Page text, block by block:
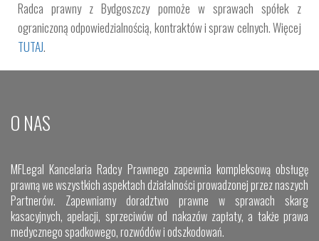
Radca prawny z Bydgoszczy pomoże w sprawach spółek z
ograniczoną odpowiedzialnością, kontraktów i spraw celnych. Więcej
TUTAJ.
O NAS
MFLegal Kancelaria Radcy Prawnego zapewnia kompleksową obsługę
prawną we wszystkich aspektach działalności prowadzonej przez naszych
Partnerów. Zapewniamy doradztwo prawne w sprawach skarg
kasacyjnych, apelacji, sprzeciwów od nakazów zapłaty, a także prawa
medycznego spadkowego, rozwódów i odszkodowań.